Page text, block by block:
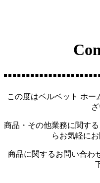
この度はベルベット ホ
商品・その他業務に関す
らお気軽に
商品に関するお問い合わ